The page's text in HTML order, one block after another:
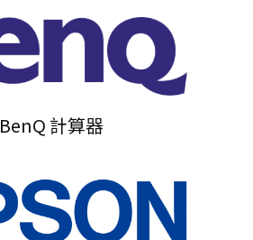
BenQ 計算器